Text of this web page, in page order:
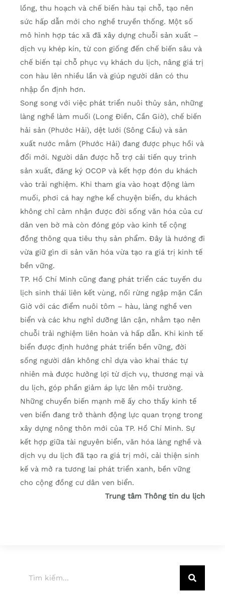
lồng, thu hoạch và chế biến hàu tại chỗ, tạo nên
sức hấp dẫn mới cho nghề truyền thống. Một số
mô hình hợp tác xã đã xây dựng chuỗi sản xuất –
dịch vụ khép kín, từ con giống đến chế biến sâu và
chế biến tại chỗ phục vụ khách du lịch, nâng giá trị
con hàu lên nhiều lần và giúp người dân có thu
nhập ổn định hơn.
Song song với việc phát triển nuôi thủy sản, những
làng nghề làm muối (Long Điền, Cần Giờ), chế biến
hải sản (Phước Hải), dệt lưới (Sông Cầu) và sản
xuất nước mắm (Phước Hải) đang được phục hồi và
đổi mới. Người dân được hỗ trợ cải tiến quy trình
sản xuất, đăng ký OCOP và kết hợp đón du khách
vào trải nghiệm. Khi tham gia vào hoạt động làm
muối, phơi cá hay nghe kể chuyện biển, du khách
không chỉ cảm nhận được đời sống văn hóa của cư
dân ven bờ mà còn đóng góp vào kinh tế cộng
đồng thông qua tiêu thụ sản phẩm. Đây là hướng đi
vừa giữ gìn di sản văn hóa vừa tạo ra giá trị kinh tế
bền vững.
TP. Hồ Chí Minh cũng đang phát triển các tuyến du
lịch sinh thái liên kết vùng, nối rừng ngập mặn Cần
Giờ với các điểm nuôi tôm – hàu, làng nghề ven
biển và các khu nghỉ dưỡng lân cận, nhằm tạo nên
chuỗi trải nghiệm liên hoàn và hấp dẫn. Khi kinh tế
biển được định hướng phát triển bền vững, đời
sống người dân không chỉ dựa vào khai thác tự
nhiên mà được hưởng lợi từ dịch vụ, thương mại và
du lịch, góp phần giảm áp lực lên môi trường.
Những chuyển biến mạnh mẽ ấy cho thấy kinh tế
ven biển đang trở thành động lực quan trọng trong
xây dựng nông thôn mới của TP. Hồ Chí Minh. Sự
kết hợp giữa tài nguyên biển, văn hóa làng nghề và
dịch vụ du lịch đã tạo ra giá trị mới, cải thiện sinh
kế và mở ra tương lai phát triển xanh, bền vững
cho cộng đồng cư dân ven biển.
Trung tâm Thông tin du lịch